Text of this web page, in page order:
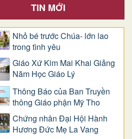
TIN MỚI
Nhỏ bé trước Chúa- lớn lao
trong tình yêu
Giáo Xứ Kim Mai Khai Giảng
Năm Học Giáo Lý
Thông Báo của Ban Truyền
thông Giáo phận Mỹ Tho
Chứng nhân Đại Hội Hành
Hương Đức Mẹ La Vang